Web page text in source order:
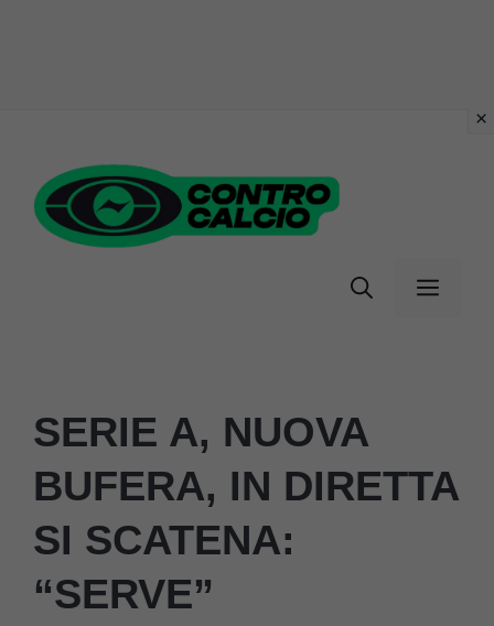
contenuto
Menu
SERIE A, NUOVA
BUFERA, IN DIRETTA
SI SCATENA:
“SERVE”